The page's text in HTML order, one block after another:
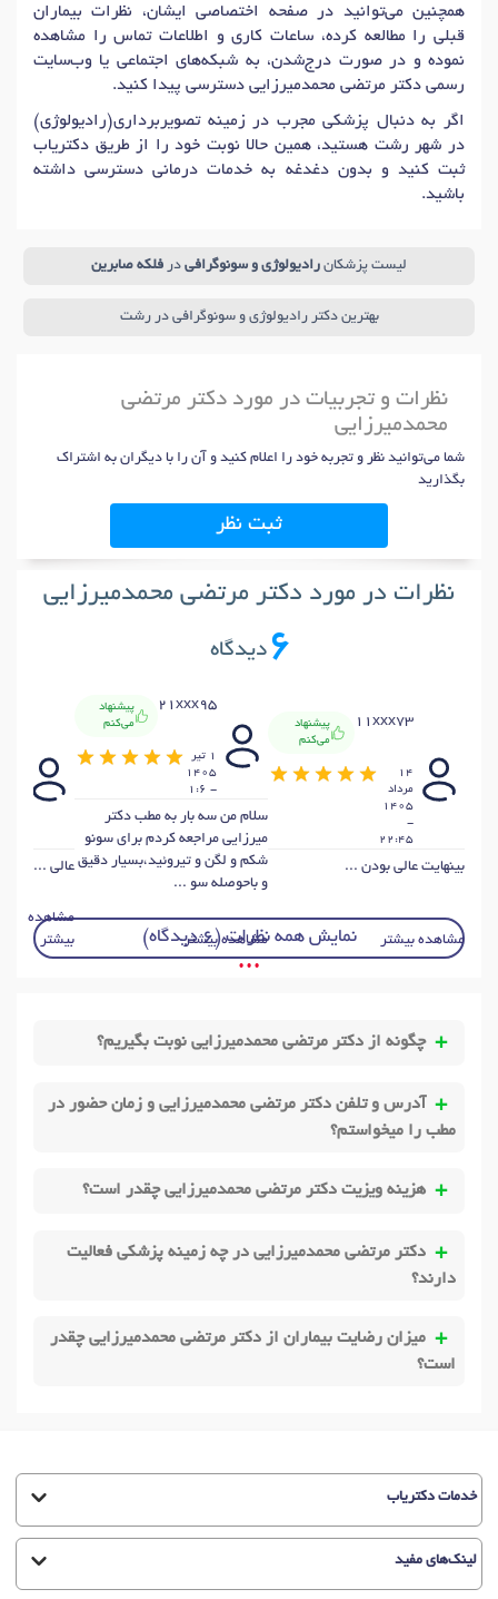
همچنین می‌توانید در صفحه اختصاصی ایشان، نظرات بیماران
قبلی را مطالعه کرده، ساعات کاری و اطلاعات تماس را مشاهده
نموده و در صورت درج‌شدن، به شبکه‌های اجتماعی یا وب‌سایت
رسمی دکتر مرتضی محمدمیرزایی دسترسی پیدا کنید.
اگر به دنبال پزشکی مجرب در زمینه تصویربرداری(رادیولوژی)
در شهر رشت هستید، همین حالا نوبت خود را از طریق دکتریاب
ثبت کنید و بدون دغدغه به خدمات درمانی دسترسی داشته
باشید.
لیست پزشکان رادیولوژی و سونوگرافی در فلکه صابرین
بهترین دکتر رادیولوژی و سونوگرافی در رشت
نظرات و تجربیات در مورد دکتر مرتضی
محمدمیرزایی
شما می‌توانید نظر و تجربه خود را اعلام کنید و آن را با دیگران به اشتراک
بگذارید
ثبت نظر
نظرات در مورد دکتر مرتضی محمدمیرزایی
6دیدگاه
11xxx73
پیشنهاد
می‌کنم
14
مرداد
1405
-
22:45
بینهایت عالی بودن ...
مشاهده بیشتر
21xxx95
پیشنهاد
می‌کنم
1 تير
1405
- 1:6
سلام من سه بار به مطب دکتر
میرزایی مراجعه کردم برای سونو
شکم و لگن و تیروئید،بسیار دقیق
و باحوصله سو ...
مشاهده بیشتر
عالی ...
مشاهده
بیشتر
نمایش همه نظرات (6 دیدگاه)
• • •
چگونه از دکتر مرتضی محمدمیرزایی نوبت بگیریم؟
آدرس و تلفن دکتر مرتضی محمدمیرزایی و زمان حضور در
مطب را میخواستم؟
هزینه ویزیت دکتر مرتضی محمدمیرزایی چقدر است؟
دکتر مرتضی محمدمیرزایی در چه زمینه پزشکی فعالیت
دارند؟
میزان رضایت بیماران از دکتر مرتضی محمدمیرزایی چقدر
است؟
خدمات دکتریاب
لینک‌های مفید